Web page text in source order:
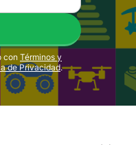
con Términos y
de Privacidad.